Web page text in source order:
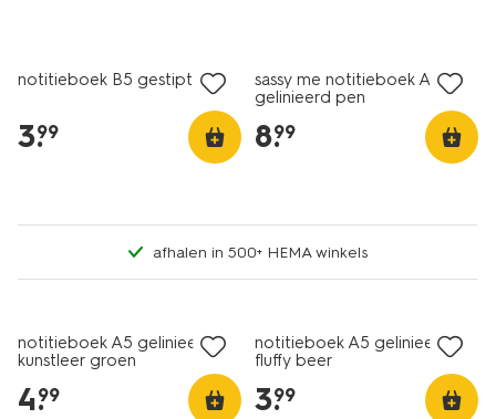
notitieboek B5 gestipt roze
3.
99
sassy me notitieboek A5
gelinieerd pen
8.
99
afhalen in 500+ HEMA winkels
notitieboek A5 gelinieerd
kunstleer groen
4.
99
notitieboek A5 gelinieerd
fluffy beer
3.
99